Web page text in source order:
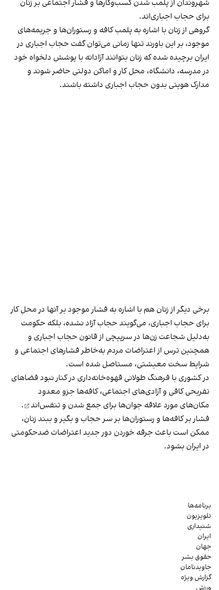
شهروندان از پلمب شدن کسب‌وکارها و فشار اجتماعی بر زنان
برای حجاب اجباری‌اند.
گروهی از زنان با اشاره به پلمب کافه و رستوران‌ها و جریمه‌های
موجود، بر این باورند تنها زمانی می‌توان گفت حجاب اجباری در
ایران برچیده شده که زنان بتوانند آزادانه با پوشش دلخواه خود
در مدرسه، دانشگاه، محل کار و اماکن دولتی حاضر شوند و
مدارک هویتی بدون حجاب اجباری داشته باشند.
برخی دیگر از زنان هم با اشاره به فشار موجود بر آنها در محل کار
برای حجاب اجباری، می‌گویند حجاب آزاد نشده، بلکه حکومت
به‌دلیل شجاعت زن‌ها در سرپیچی از قانون حجاب اجباری و
همچنین ترس از اعتراضات مردم به‌خاطر فشارهای اجتماعی و
شرایط سخت معیشتی، مستاصل شده است.
در کشوری با فرهنگ طولانی قهوه‌‌خانه‌داری در کنار نبود فضاهای
تفریحی کافی و آزادی‌های اجتماعی، کافه‌ها جزو معدود
مکان‌های مورد علاقه جوان‌ها برای جمع شدن و تنفس‌اند
.
فشار بر کافه‌ها و رستوران‌ها بر سر حجاب و بگیر و ببند زنان،
ممکن است باعث جرقه خوردن دور جدید اعتراضات ضدحکومتی
در ایران بشود.
برنامه‌ها
تلویزیون
شنیداری
ایران
جهان
حقوق بشر
جاویدنامان
گزارش ویژه
ورزش